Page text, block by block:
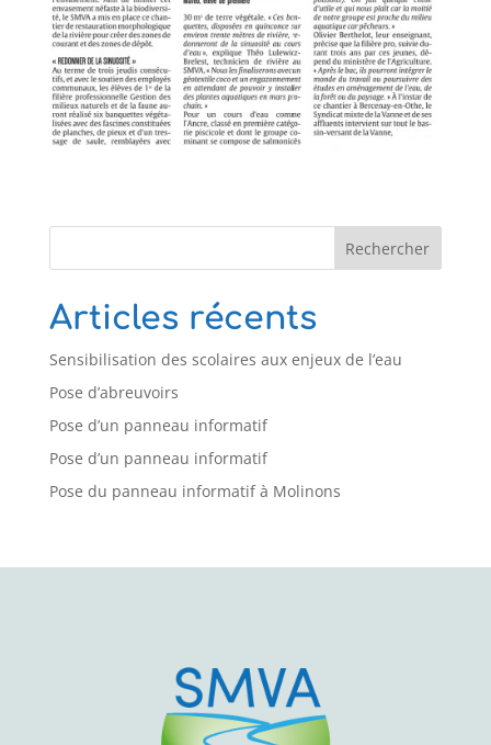
Articles récents
Sensibilisation des scolaires aux enjeux de l’eau
Pose d’abreuvoirs
Pose d’un panneau informatif
Pose d’un panneau informatif
Pose du panneau informatif à Molinons